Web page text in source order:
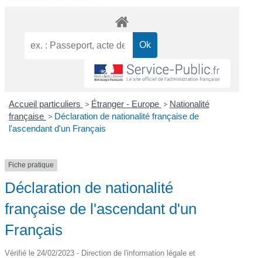
Accueil particuliers > Étranger - Europe > Nationalité
française > Déclaration de nationalité française de
l'ascendant d'un Français
Fiche pratique
Déclaration de nationalité
française de l'ascendant d'un
Français
Vérifié le 24/02/2023 - Direction de l'information légale et